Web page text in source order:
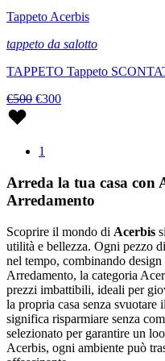
Tappeto Acerbis
tappeto da salotto
TAPPETO Tappeto
€500 €300
1
Arreda la tua casa con
Arredamento
Scoprire il mondo di Acerbis
utilità e bellezza. Ogni pezzo
nel tempo, combinando
Arredamento, la categoria
prezzi imbattibili, ideali per
la propria casa senza
significa risparmiare senza
selezionato per garantire un
Acerbis, ogni ambiente può